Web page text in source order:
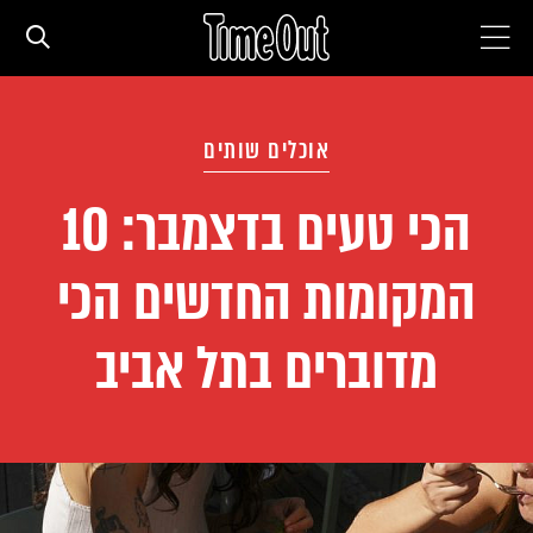
המגזין
המדריך
אוכלים שותים
הכי טעים בדצמבר: 10
המקומות החדשים הכי
מדוברים בתל אביב